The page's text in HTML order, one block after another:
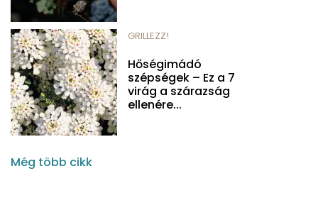
GRILLEZZ!
Hőségimádó
szépségek – Ez a 7
virág a szárazság
ellenére...
Még több cikk